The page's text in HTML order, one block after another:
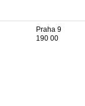
Praha 9
190 00